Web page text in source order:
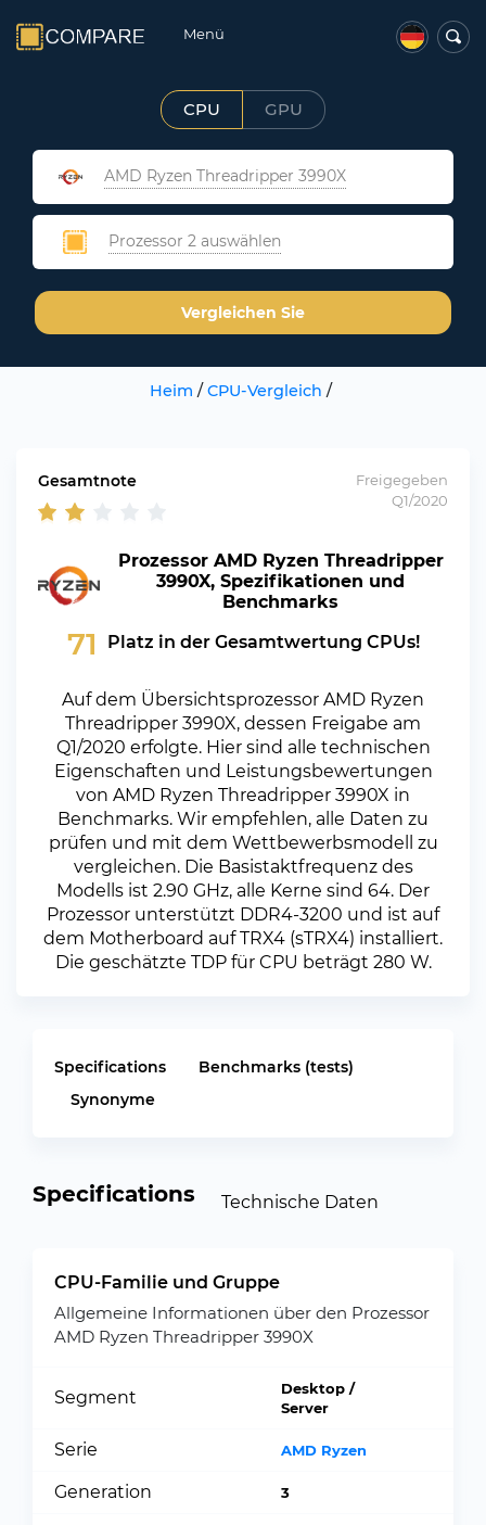
Menü
CPU GPU
AMD Ryzen Threadripper 3990X
Prozessor 2 auswählen
Vergleichen Sie
Heim / CPU-Vergleich /
Gesamtnote
Freigegeben
Q1/2020
Prozessor AMD Ryzen Threadripper
3990X, Spezifikationen und
Benchmarks
71 Platz in der Gesamtwertung CPUs!
Auf dem Übersichtsprozessor AMD Ryzen
Threadripper 3990X, dessen Freigabe am
Q1/2020 erfolgte. Hier sind alle technischen
Eigenschaften und Leistungsbewertungen
von AMD Ryzen Threadripper 3990X in
Benchmarks. Wir empfehlen, alle Daten zu
prüfen und mit dem Wettbewerbsmodell zu
vergleichen. Die Basistaktfrequenz des
Modells ist 2.90 GHz, alle Kerne sind 64. Der
Prozessor unterstützt DDR4-3200 und ist auf
dem Motherboard auf TRX4 (sTRX4) installiert.
Die geschätzte TDP für CPU beträgt 280 W.
Specifications
Benchmarks (tests)
Synonyme
Specifications Technische Daten
CPU-Familie und Gruppe
Allgemeine Informationen über den Prozessor
AMD Ryzen Threadripper 3990X
Segment
Desktop /
Server
Serie AMD Ryzen
Generation 3